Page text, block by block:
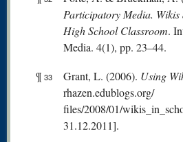
Participatory Media. Wikis
High School Classroom.
Media. 4(1), pp. 23–44.
¶ 33 Grant, L. (2006). Using
rhazen.edublogs.org/
files/2008/01/
31.12.2011].